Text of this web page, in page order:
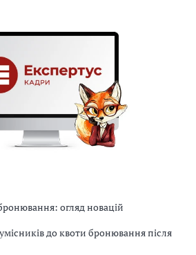
огляд новацій
до квоти бронювання після